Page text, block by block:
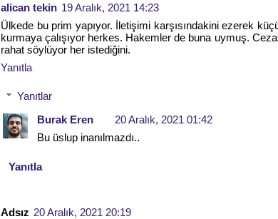
alican tekin 19 Aralık, 2021 14:23
Ülkede bu prim yapıyor. İletişimi karşısındakini ezerek
kurmaya çalışıyor herkes. Hakemler de buna uymuş.
rahat söylüyor her istediğini.
Yanıtla
Yanıtlar
Burak Eren
20 Aralık, 2021 01:42
Bu üslup inanılmazdı..
Yanıtla
Adsız 20 Aralık, 2021 20:19